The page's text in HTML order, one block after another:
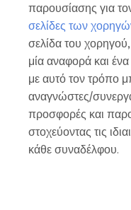
παρουσίασης για
σελίδες των
σελίδα του
μία αναφορά και
με αυτό τον τρόπο
αναγνώστες/
προσφορές και
στοχεύοντας τις
κάθε συναδέλφου.